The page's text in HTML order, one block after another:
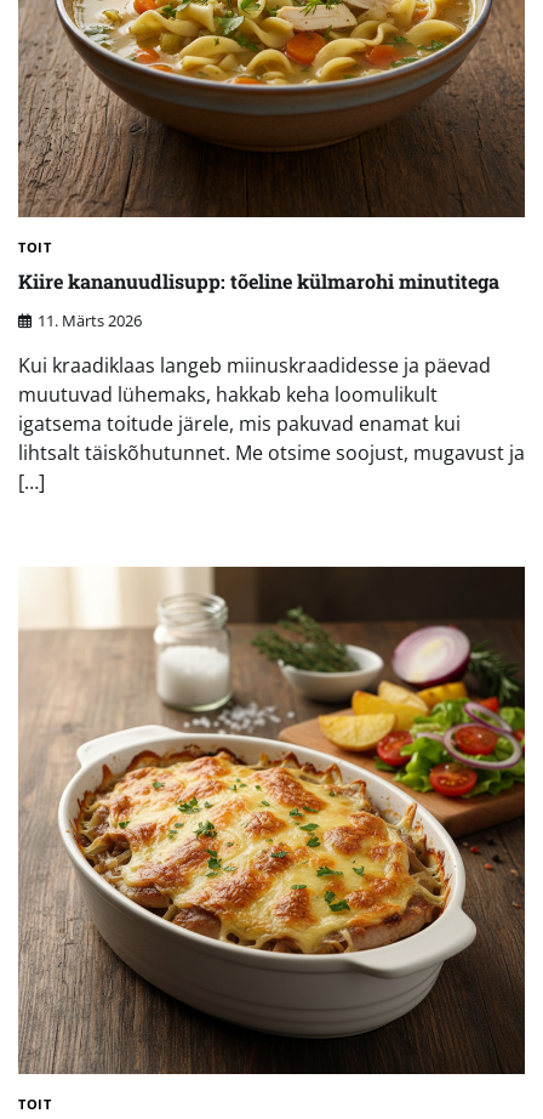
TOIT
Kiire kananuudlisupp: tõeline külmarohi minutitega
11. Märts 2026
Kui kraadiklaas langeb miinuskraadidesse ja päevad
muutuvad lühemaks, hakkab keha loomulikult
igatsema toitude järele, mis pakuvad enamat kui
lihtsalt täiskõhutunnet. Me otsime soojust, mugavust ja
[…]
TOIT